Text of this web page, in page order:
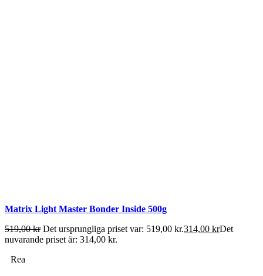
Matrix Light Master Bonder Inside 500g
519,00kr Det ursprungliga priset var: 519,00 kr.314,00 krDet
nuvarande priset är: 314,00 kr.
Rea